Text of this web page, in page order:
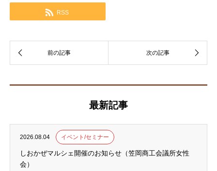
RSS
最新記事
2026.08.04 イベント/セミナー
しおかぜマルシェ開催のお知らせ（笠岡商工会議所女性
会）